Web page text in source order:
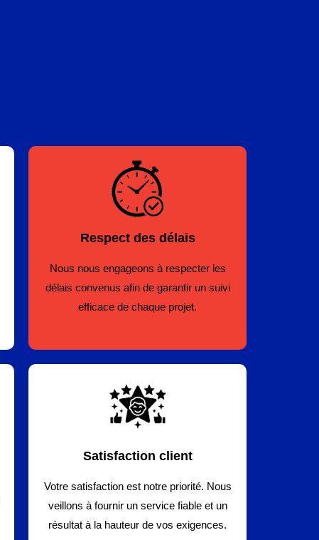
Respect des délais
Nous nous engageons à respecter les
délais convenus afin de garantir un suivi
efficace de chaque projet.
Satisfaction client
Votre satisfaction est notre priorité. Nous
veillons à fournir un service fiable et un
résultat à la hauteur de vos exigences.